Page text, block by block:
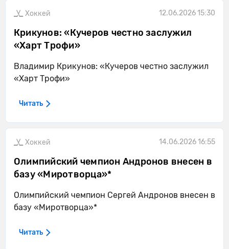
Хоккей 12.06.2026 15:30
Крикунов: «Кучеров честно заслужил
«Харт Трофи»
Владимир Крикунов: «Кучеров честно заслужил
«Харт Трофи»
Читать
Хоккей 14.06.2026 16:55
Олимпийский чемпион Андронов внесен в
базу «Миротворца»*
Олимпийский чемпион Сергей Андронов внесен в
базу «Миротворца»*
Читать